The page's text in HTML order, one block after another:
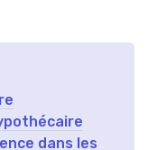
dans les